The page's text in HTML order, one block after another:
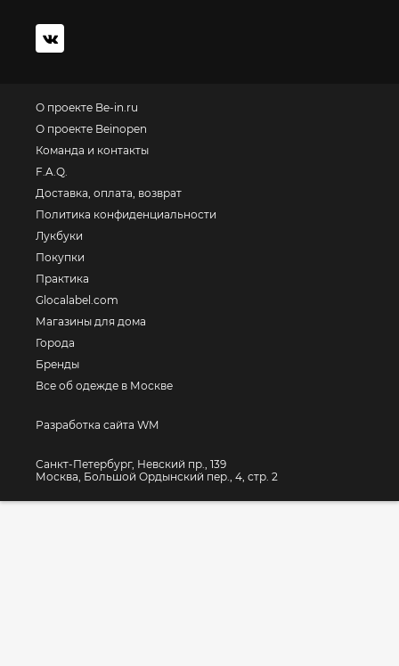
О проекте Be-in.ru
О проекте Beinopen
Команда и контакты
F.A.Q.
Доставка, оплата, возврат
Политика конфиденциальности
Лукбуки
Покупки
Практика
Glocalabel.com
Магазины для дома
Города
Бренды
Все об одежде в Москве
Разработка сайта WM
Санкт-Петербург, Невский пр., 139
Москва, Большой Ордынский пер., 4, стр. 2